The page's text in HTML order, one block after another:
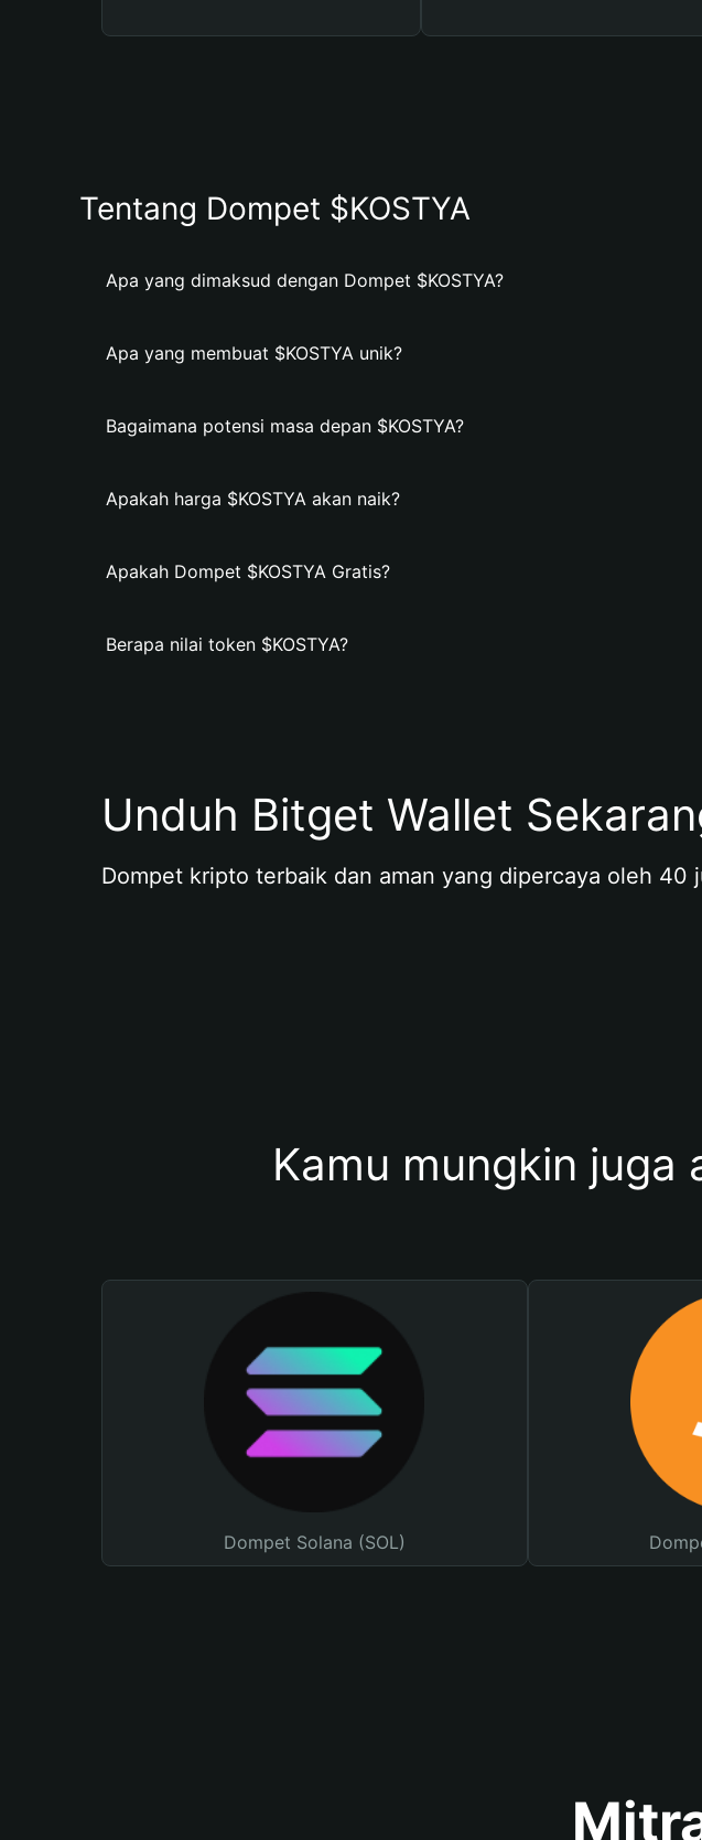
Tentang Dompet $KOSTYA
Apa yang dimaksud dengan Dompet $KOSTYA?
Apa yang membuat $KOSTYA unik?
Bagaimana potensi masa depan $KOSTYA?
Apakah harga $KOSTYA akan naik?
Apakah Dompet $KOSTYA Gratis?
Berapa nilai token $KOSTYA?
Unduh Bitget Wallet
Dompet kripto terbaik dan aman yang dipercaya oleh 40
Kamu mungkin juga
Dompet Solana (SOL)